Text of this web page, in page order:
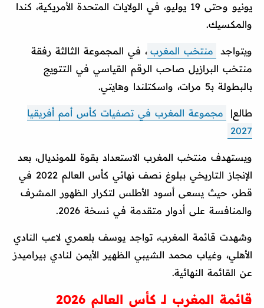
يونيو وحتى 19 يوليو، في الولايات المتحدة الأمريكية، كندا
والمكسيك.
ويتواجد منتخب المغرب ، في المجموعة الثالثة رفقة
منتخب البرازيل صاحب الرقم القياسي في التتويج
بالبطولة بـ5 مرات، واسكتلندا وهايتي.
طالع|
مجموعة المغرب في تصفيات كأس أمم أفريقيا
2027
ويستهدف منتخب المغرب الاستعداد بقوة للمونديال، بعد
الإنجاز التاريخي ببلوغ نصف نهائي كأس العالم 2022 في
قطر، حيث يسعى أسود الأطلس لتكرار الظهور المشرف
والمنافسة على أدوار متقدمة في نسخة 2026.
وشهدت قائمة المغرب، تواجد يوسف بلعمري لاعب النادي
الأهلي، وغياب محمد الشيبي الظهير الأيمن لنادي بيراميدز
عن القائمة النهائية.
قائمة المغرب لـ كأس العالم 2026